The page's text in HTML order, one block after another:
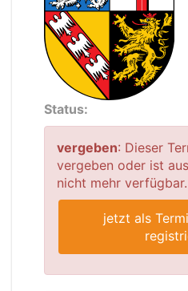
Status:
vergeben: Dieser
vergeben oder ist
nicht mehr verfügbar.
jetzt als